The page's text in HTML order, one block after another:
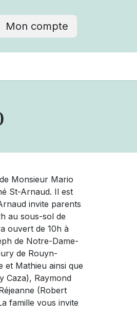
Mon compte
Monsieur Mario
St-Arnaud. Il est
invite parents
au sous-sol de
ouvert de 10h à
de Notre-Dame-
de Rouyn-
et Mathieu ainsi que
Caza), Raymond
(Robert
famille vous invite